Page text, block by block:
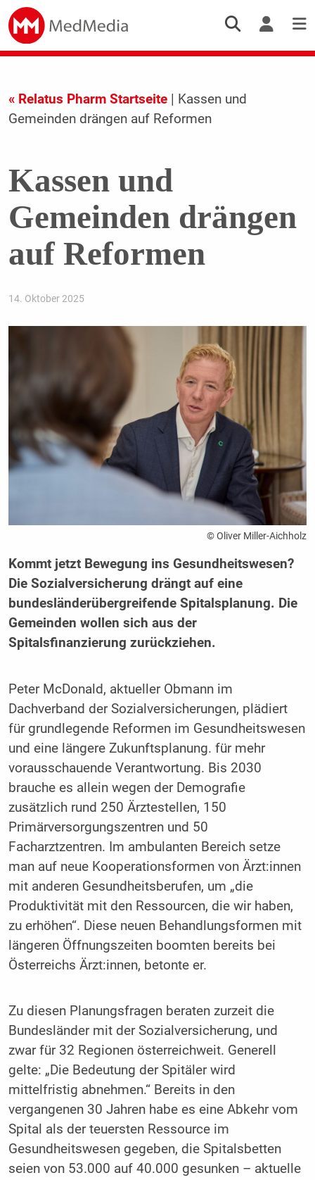
« Relatus Pharm Startseite| Kassen und
Gemeinden drängen auf Reformen
Kassen und
Gemeinden drängen
auf Reformen
14. Oktober 2025
© Oliver Miller-Aichholz
Kommt jetzt Bewegung ins Gesundheitswesen?
Die Sozialversicherung drängt auf eine
bundesländerübergreifende Spitalsplanung. Die
Gemeinden wollen sich aus der
Spitalsfinanzierung zurückziehen.
Peter McDonald, aktueller Obmann im
Dachverband der Sozialversicherungen, plädiert
für grundlegende Reformen im Gesundheitswesen
und eine längere Zukunftsplanung. für mehr
vorausschauende Verantwortung. Bis 2030
brauche es allein wegen der Demografie
zusätzlich rund 250 Ärztestellen, 150
Primärversorgungszentren und 50
Facharztzentren. Im ambulanten Bereich setze
man auf neue Kooperationsformen von Ärzt:innen
mit anderen Gesundheitsberufen, um „die
Produktivität mit den Ressourcen, die wir haben,
zu erhöhen“. Diese neuen Behandlungsformen mit
längeren Öffnungszeiten boomten bereits bei
Österreichs Ärzt:innen, betonte er.
Zu diesen Planungsfragen beraten zurzeit die
Bundesländer mit der Sozialversicherung, und
zwar für 32 Regionen österreichweit. Generell
gelte: „Die Bedeutung der Spitäler wird
mittelfristig abnehmen.“ Bereits in den
vergangenen 30 Jahren habe es eine Abkehr vom
Spital als der teuersten Ressource im
Gesundheitswesen gegeben, die Spitalsbetten
seien von 53.000 auf 40.000 gesunken – aktuelle